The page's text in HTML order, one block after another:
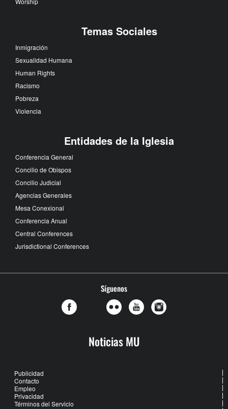
Temas Sociales
Inmigración
Sexualidad Humana
Human Rights
Racismo
Pobreza
Violencia
Entidades de la Iglesia
Conferencia General
Concilio de Obispos
Concilio Judicial
Agencias Generales
Mesa Conexional
Conferencia Anual
Central Conferences
Jurisdictional Conferences
Síguenos
Noticias MU
Publicidad
Contacto
Empleo
Privacidad
Términos del Servicio